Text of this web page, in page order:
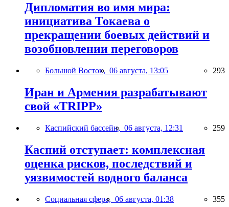
Дипломатия во имя мира:
инициатива Токаева о
прекращении боевых действий и
возобновлении переговоров
Большой Восток, 06 августа, 13:05 293
Иран и Армения разрабатывают
свой «TRIPP»
Каспийский бассейн, 06 августа, 12:31 259
Каспий отступает: комплексная
оценка рисков, последствий и
уязвимостей водного баланса
Социальная сфера, 06 августа, 01:38 355